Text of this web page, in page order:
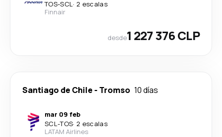
TOS-SCL· 2 escalas
Finnair
desde1 227 376 CLP
Santiago de Chile - Tromso 10 días
mar 09 feb
SCL-TOS· 2 escalas
LATAM Airlines